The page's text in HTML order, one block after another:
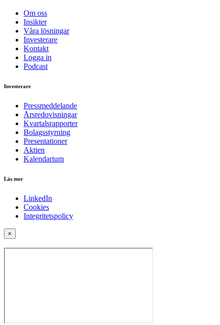
Om oss
Insikter
Våra lösningar
Investerare
Kontakt
Logga in
Podcast
Investerare
Pressmeddelande
Årsredovisningar
Kvartalsrapporter
Bolagsstyrning
Presentationer
Aktien
Kalendarium
Läs mer
LinkedIn
Cookies
Integritetspolicy
×